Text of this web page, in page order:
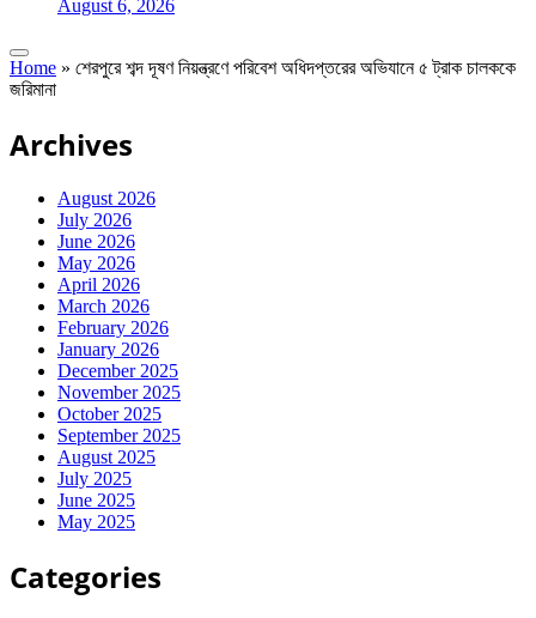
August 6, 2026
Home » শেরপুরে শব্দ দূষণ নিয়ন্ত্রণে পরিবেশ অধিদপ্তরের অভিযানে ৫ ট্রাক চালককে
জরিমানা
Archives
August 2026
July 2026
June 2026
May 2026
April 2026
March 2026
February 2026
January 2026
December 2025
November 2025
October 2025
September 2025
August 2025
July 2025
June 2025
May 2025
Categories